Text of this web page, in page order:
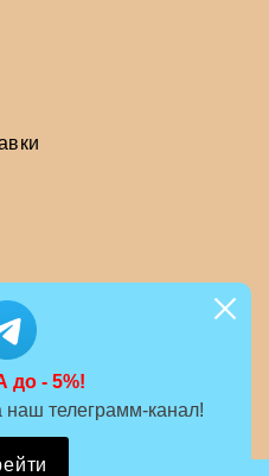
close
до - 5%!
телеграмм-канал!